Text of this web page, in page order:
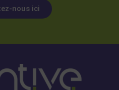
nous ici